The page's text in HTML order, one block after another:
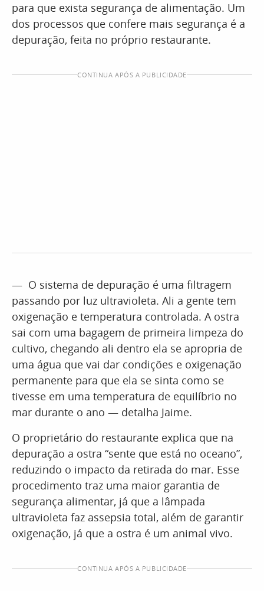
para que exista segurança de alimentação. Um
dos processos que confere mais segurança é a
depuração, feita no próprio restaurante.
CONTINUA APÓS A PUBLICIDADE
— O sistema de depuração é uma filtragem
passando por luz ultravioleta. Ali a gente tem
oxigenação e temperatura controlada. A ostra
sai com uma bagagem de primeira limpeza do
cultivo, chegando ali dentro ela se apropria de
uma água que vai dar condições e oxigenação
permanente para que ela se sinta como se
tivesse em uma temperatura de equilíbrio no
mar durante o ano — detalha Jaime.
O proprietário do restaurante explica que na
depuração a ostra “sente que está no oceano”,
reduzindo o impacto da retirada do mar. Esse
procedimento traz uma maior garantia de
segurança alimentar, já que a lâmpada
ultravioleta faz assepsia total, além de garantir
oxigenação, já que a ostra é um animal vivo.
CONTINUA APÓS A PUBLICIDADE